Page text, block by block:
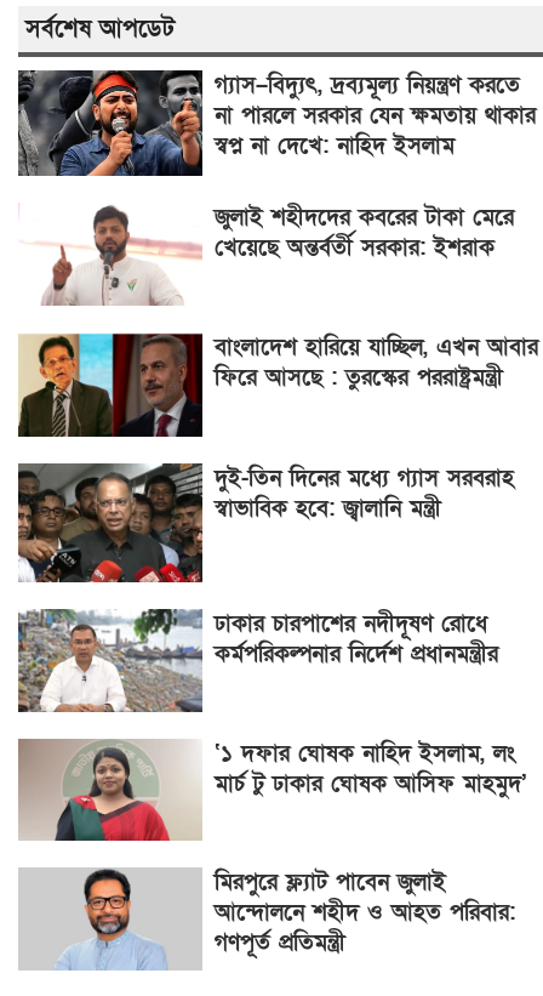
সর্বশেষ আপডেট
গ্যাস–বিদ্যুৎ, দ্রব্যমূল্য নিয়ন্ত্রণ করতে
না পারলে সরকার যেন ক্ষমতায় থাকার
স্বপ্ন না দেখে: নাহিদ ইসলাম
জুলাই শহীদদের কবরের টাকা মেরে
খেয়েছে অন্তর্বর্তী সরকার: ইশরাক
বাংলাদেশ হারিয়ে যাচ্ছিল, এখন আবার
ফিরে আসছে : তুরস্কের পররাষ্ট্রমন্ত্রী
দুই-তিন দিনের মধ্যে গ্যাস সরবরাহ
স্বাভাবিক হবে: জ্বালানি মন্ত্রী
ঢাকার চারপাশের নদীদূষণ রোধে
কর্মপরিকল্পনার নির্দেশ প্রধানমন্ত্রীর
‘১ দফার ঘোষক নাহিদ ইসলাম, লং
মার্চ টু ঢাকার ঘোষক আসিফ মাহমুদ’
মিরপুরে ফ্ল্যাট পাবেন জুলাই
আন্দোলনে শহীদ ও আহত পরিবার:
গণপূর্ত প্রতিমন্ত্রী